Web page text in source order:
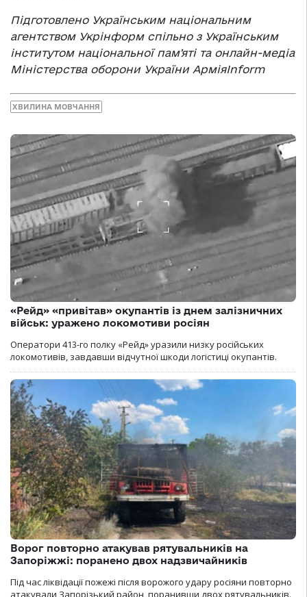
Підготовлено Українським національним
агентством Укрінформ спільно з Українським
інститутом національної памʼяті та онлайн-медіа
Міністерства оборони України АрміяInform
ХВИЛИНА МОВЧАННЯ
«Рейд» «привітав» окупантів із днем залізничних
військ: уражено локомотиви росіян
Оператори 413-го полку «Рейд» уразили низку російських
локомотивів, завдавши відчутної шкоди логістиці окупантів.
Ворог повторно атакував рятувальників на
Запоріжжі: поранено двох надзвичайників
Під час ліквідації пожежі після ворожого удару росіяни повторно
атакували Запорізький район, поранивши двох рятувальників.